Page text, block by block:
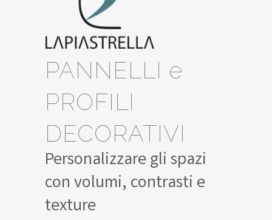
PANNELLI e
PROFILI
DECORATIVI
Personalizzare gli spazi
con volumi, contrasti e
texture